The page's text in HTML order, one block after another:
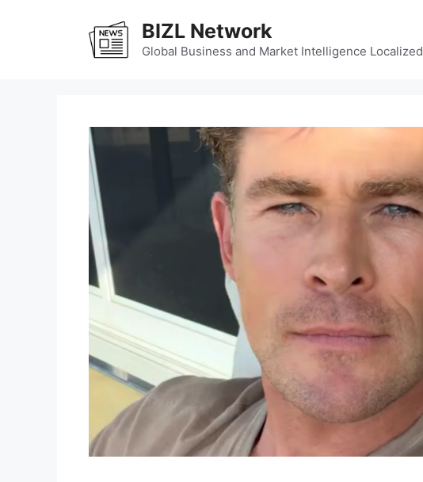
BIZL Network
Global Business and Market Intelligence Localized